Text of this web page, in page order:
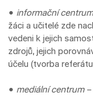
• informační
žáci a učitelé zde
vedeni k jejich
zdrojů, jejich
účelu (tvorba
• mediální centrum–